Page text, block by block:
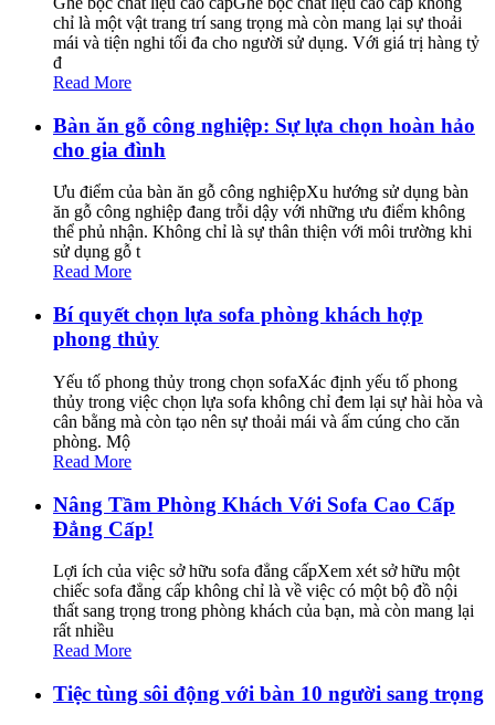
chỉ là một vật trang trí sang trọng mà còn mang lại sự thoải
mái và tiện nghi tối đa cho người sử dụng. Với giá trị hàng tỷ
đ
Read More
Bàn ăn gỗ công nghiệp: Sự lựa chọn hoàn hảo
cho gia đình
Ưu điểm của bàn ăn gỗ công nghiệpXu hướng sử dụng bàn
ăn gỗ công nghiệp đang trỗi dậy với những ưu điểm không
thể phủ nhận. Không chỉ là sự thân thiện với môi trường khi
sử dụng gỗ t
Read More
Bí quyết chọn lựa sofa phòng khách hợp
phong thủy
Yếu tố phong thủy trong chọn sofaXác định yếu tố phong
thủy trong việc chọn lựa sofa không chỉ đem lại sự hài hòa và
cân bằng mà còn tạo nên sự thoải mái và ấm cúng cho căn
phòng. Mộ
Read More
Nâng Tầm Phòng Khách Với Sofa Cao Cấp
Đẳng Cấp!
Lợi ích của việc sở hữu sofa đẳng cấpXem xét sở hữu một
chiếc sofa đẳng cấp không chỉ là về việc có một bộ đồ nội
thất sang trọng trong phòng khách của bạn, mà còn mang lại
rất nhiều
Read More
Tiệc tùng sôi động với bàn 10 người sang trọng